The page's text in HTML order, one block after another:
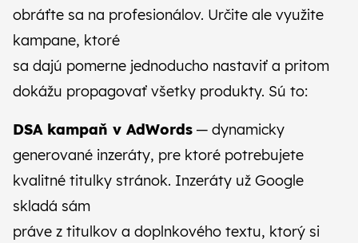
obráťte sa na profesionálov. Určite ale využite
kampane, ktoré
sa dajú pomerne jednoducho nastaviť a pritom
dokážu propagovať všetky produkty. Sú to:
DSA kampaň v AdWords — dynamicky
generované inzeráty, pre ktoré potrebujete
kvalitné titulky stránok. Inzeráty už Google
skladá sám
práve z titulkov a doplnkového textu, ktorý si